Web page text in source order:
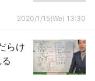
2020/1/15(We) 13:30
らけ